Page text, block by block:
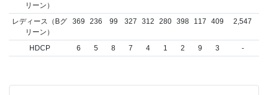
リーン）
レディース（Bグ
リーン）
369 236 99 327 312 280 398 117 409 2,547
HDCP 6 5 8 7 4 1 2 9 3 -